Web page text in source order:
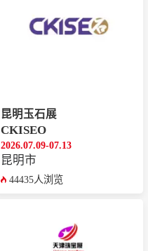
昆明玉石展
CKISEO
2026.07.09-07.13
昆明市
44435人浏览